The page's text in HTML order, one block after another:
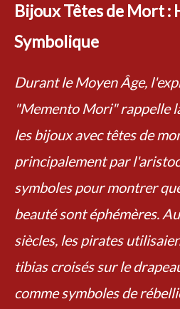
Bijoux Têtes de Mort :
Symbolique
Durant le Moyen Âge,
"Memento Mori" rappelle
les bijoux avec têtes de
principalement par
symboles pour montrer
beauté sont éphémères.
siècles, les pirates
tibias croisés sur le
comme symboles de